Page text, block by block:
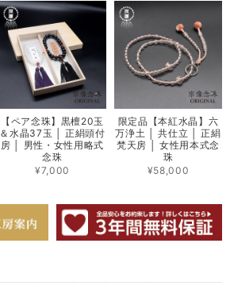
【ペア念珠】黒檀20玉
＆水晶37玉 │ 正絹頭付
房 │ 男性・女性用略式
念珠
¥7,000
限定品【本紅水晶】六
万浄土 │ 共仕立 │ 正絹
梵天房 │ 女性用本式念
珠
¥58,000